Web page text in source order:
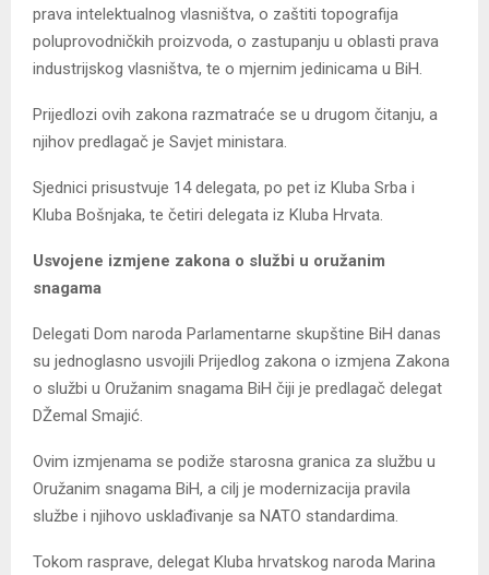
prava intelektualnog vlasništva, o zaštiti topografija
poluprovodničkih proizvoda, o zastupanju u oblasti prava
industrijskog vlasništva, te o mjernim jedinicama u BiH.
Prijedlozi ovih zakona razmatraće se u drugom čitanju, a
njihov predlagač je Savjet ministara.
Sjednici prisustvuje 14 delegata, po pet iz Kluba Srba i
Kluba Bošnjaka, te četiri delegata iz Kluba Hrvata.
Usvojene izmjene zakona o službi u oružanim
snagama
Delegati Dom naroda Parlamentarne skupštine BiH danas
su jednoglasno usvojili Prijedlog zakona o izmjena Zakona
o službi u Oružanim snagama BiH čiji je predlagač delegat
DŽemal Smajić.
Ovim izmjenama se podiže starosna granica za službu u
Oružanim snagama BiH, a cilj je modernizacija pravila
službe i njihovo usklađivanje sa NATO standardima.
Tokom rasprave, delegat Kluba hrvatskog naroda Marina